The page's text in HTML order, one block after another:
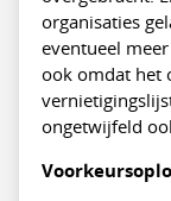
organisaties
eventueel
ook omdat het
ongetwijfeld